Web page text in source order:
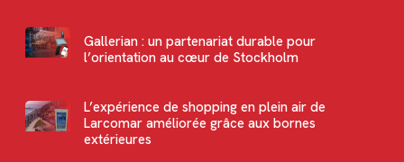
Gallerian : un partenariat durable pour
l’orientation au cœur de Stockholm
L’expérience de shopping en plein air de
Larcomar améliorée grâce aux bornes
extérieures